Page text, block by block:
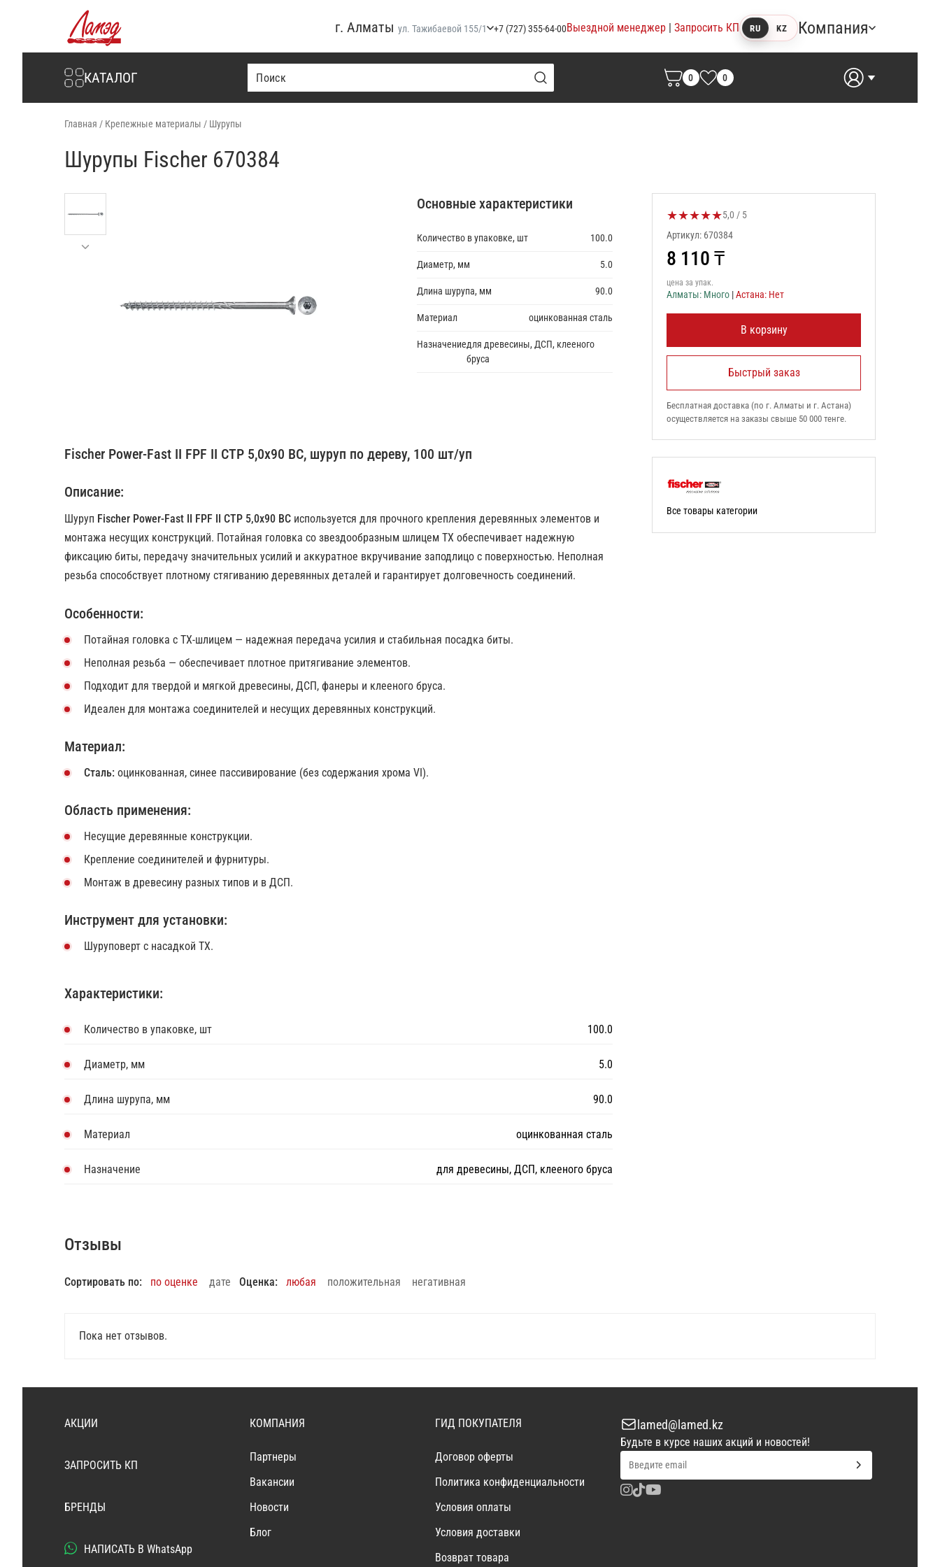
Интернет-магазин Ламэд
г. Алматы ул. Тажибаевой 155/1 +7 (727) 355-64-00Выездной менеджер | Запросить КП RU KZ Компания
КАТАЛОГ 0 0
Главная / Крепежные материалы / Шурупы
Шурупы Fischer 670384
Основные характеристики
Количество в упаковке, шт 100.0
Диаметр, мм 5.0
Длина шурупа, мм 90.0
Материал оцинкованная сталь
Назначениедля древесины, ДСП, клееного
бруса
Fischer Power-Fast II FPF II CTP 5,0x90 BC, шуруп по дереву, 100 шт/уп
Описание:
Шуруп Fischer Power-Fast II FPF II CTP 5,0x90 BC используется для прочного крепления деревянных элементов и
монтажа несущих конструкций. Потайная головка со звездообразным шлицем TX обеспечивает надежную
фиксацию биты, передачу значительных усилий и аккуратное вкручивание заподлицо с поверхностью. Неполная
резьба способствует плотному стягиванию деревянных деталей и гарантирует долговечность соединений.
Особенности:
Потайная головка с TX-шлицем — надежная передача усилия и стабильная посадка биты.
Неполная резьба — обеспечивает плотное притягивание элементов.
Подходит для твердой и мягкой древесины, ДСП, фанеры и клееного бруса.
Идеален для монтажа соединителей и несущих деревянных конструкций.
Материал:
Сталь: оцинкованная, синее пассивирование (без содержания хрома VI).
Область применения:
Несущие деревянные конструкции.
Крепление соединителей и фурнитуры.
Монтаж в древесину разных типов и в ДСП.
Инструмент для установки:
Шуруповерт с насадкой TX.
Характеристики:
Количество в упаковке, шт 100.0
Диаметр, мм 5.0
Длина шурупа, мм 90.0
Материал оцинкованная сталь
Назначение для древесины, ДСП, клееного бруса
★★★★★Оценка товара:
5,0 / 5
Артикул: 670384
8 110 ₸
цена за упак.
Алматы: Много |Астана: Нет
В корзину
Быстрый заказ
Бесплатная доставка (по г. Алматы и г. Астана)
осуществляется на заказы свыше 50 000 тенге.
Все товары категории
Отзывы
Сортировать по: по оценке дате Оценка: любая положительная негативная
Пока нет отзывов.
АКЦИИ
ЗАПРОСИТЬ КП
БРЕНДЫ
НАПИСАТЬ В WhatsApp
КОМПАНИЯ
Партнеры
Вакансии
Новости
Блог
ГИД ПОКУПАТЕЛЯ
Договор оферты
Политика конфиденциальности
Условия оплаты
Условия доставки
Возврат товара
lamed@lamed.kz
Будьте в курсе наших акций и новостей!